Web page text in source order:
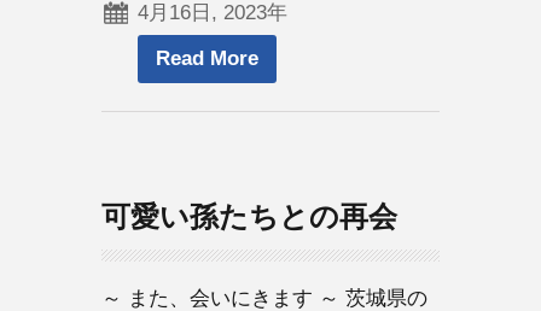
4月16日, 2023年
Read More
可愛い孫たちとの再会
～ また、会いにきます ～ 茨城県の